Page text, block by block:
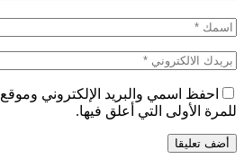
احفظ اسمي والبريد الإلكتروني
للمرة الأولى التي أعلق فيها.